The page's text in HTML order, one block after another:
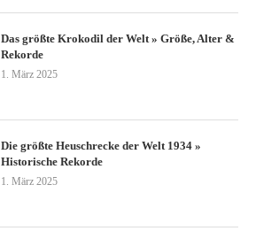
Das größte Krokodil der Welt » Größe, Alter &
Rekorde
1. März 2025
Die größte Heuschrecke der Welt 1934 »
Historische Rekorde
1. März 2025